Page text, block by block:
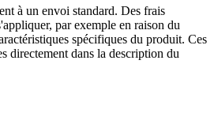
à un envoi standard. Des frais
par exemple en raison du
spécifiques du produit. Ces
directement dans la description du